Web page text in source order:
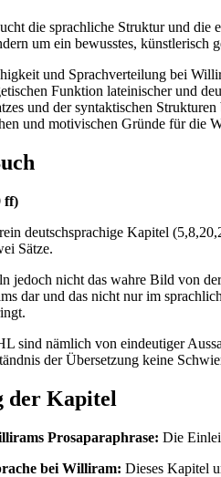
die sprachliche Struktur und die
um ein bewusstes, künstlerisch
und Sprachverteilung bei
Funktion lateinischer und
und der syntaktischen Strukturen
und motivischen Gründe für die
ff)
deutschsprachige Kapitel
Sätze.
jedoch nicht das wahre Bild von
dar und das nicht nur im
sind nämlich von eindeutiger
der Übersetzung keine
der Kapitel
Prosaparaphrase: Die
bei Williram: Dieses Kapitel